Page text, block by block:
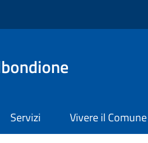
Servizi Vivere il Comune